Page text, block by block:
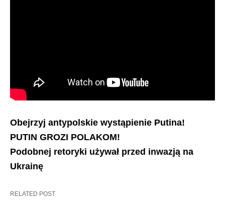
Obejrzyj antypolskie wystąpienie Putina!
PUTIN GROZI POLAKOM!
Podobnej retoryki używał przed inwazją na
Ukrainę
RELATED POST